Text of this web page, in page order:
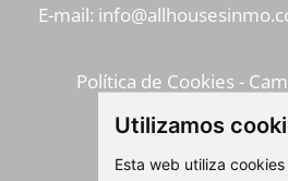
Utilizamos
Esta web utiliza
E-mail:
Política de Cookies -
Aviso Legal-